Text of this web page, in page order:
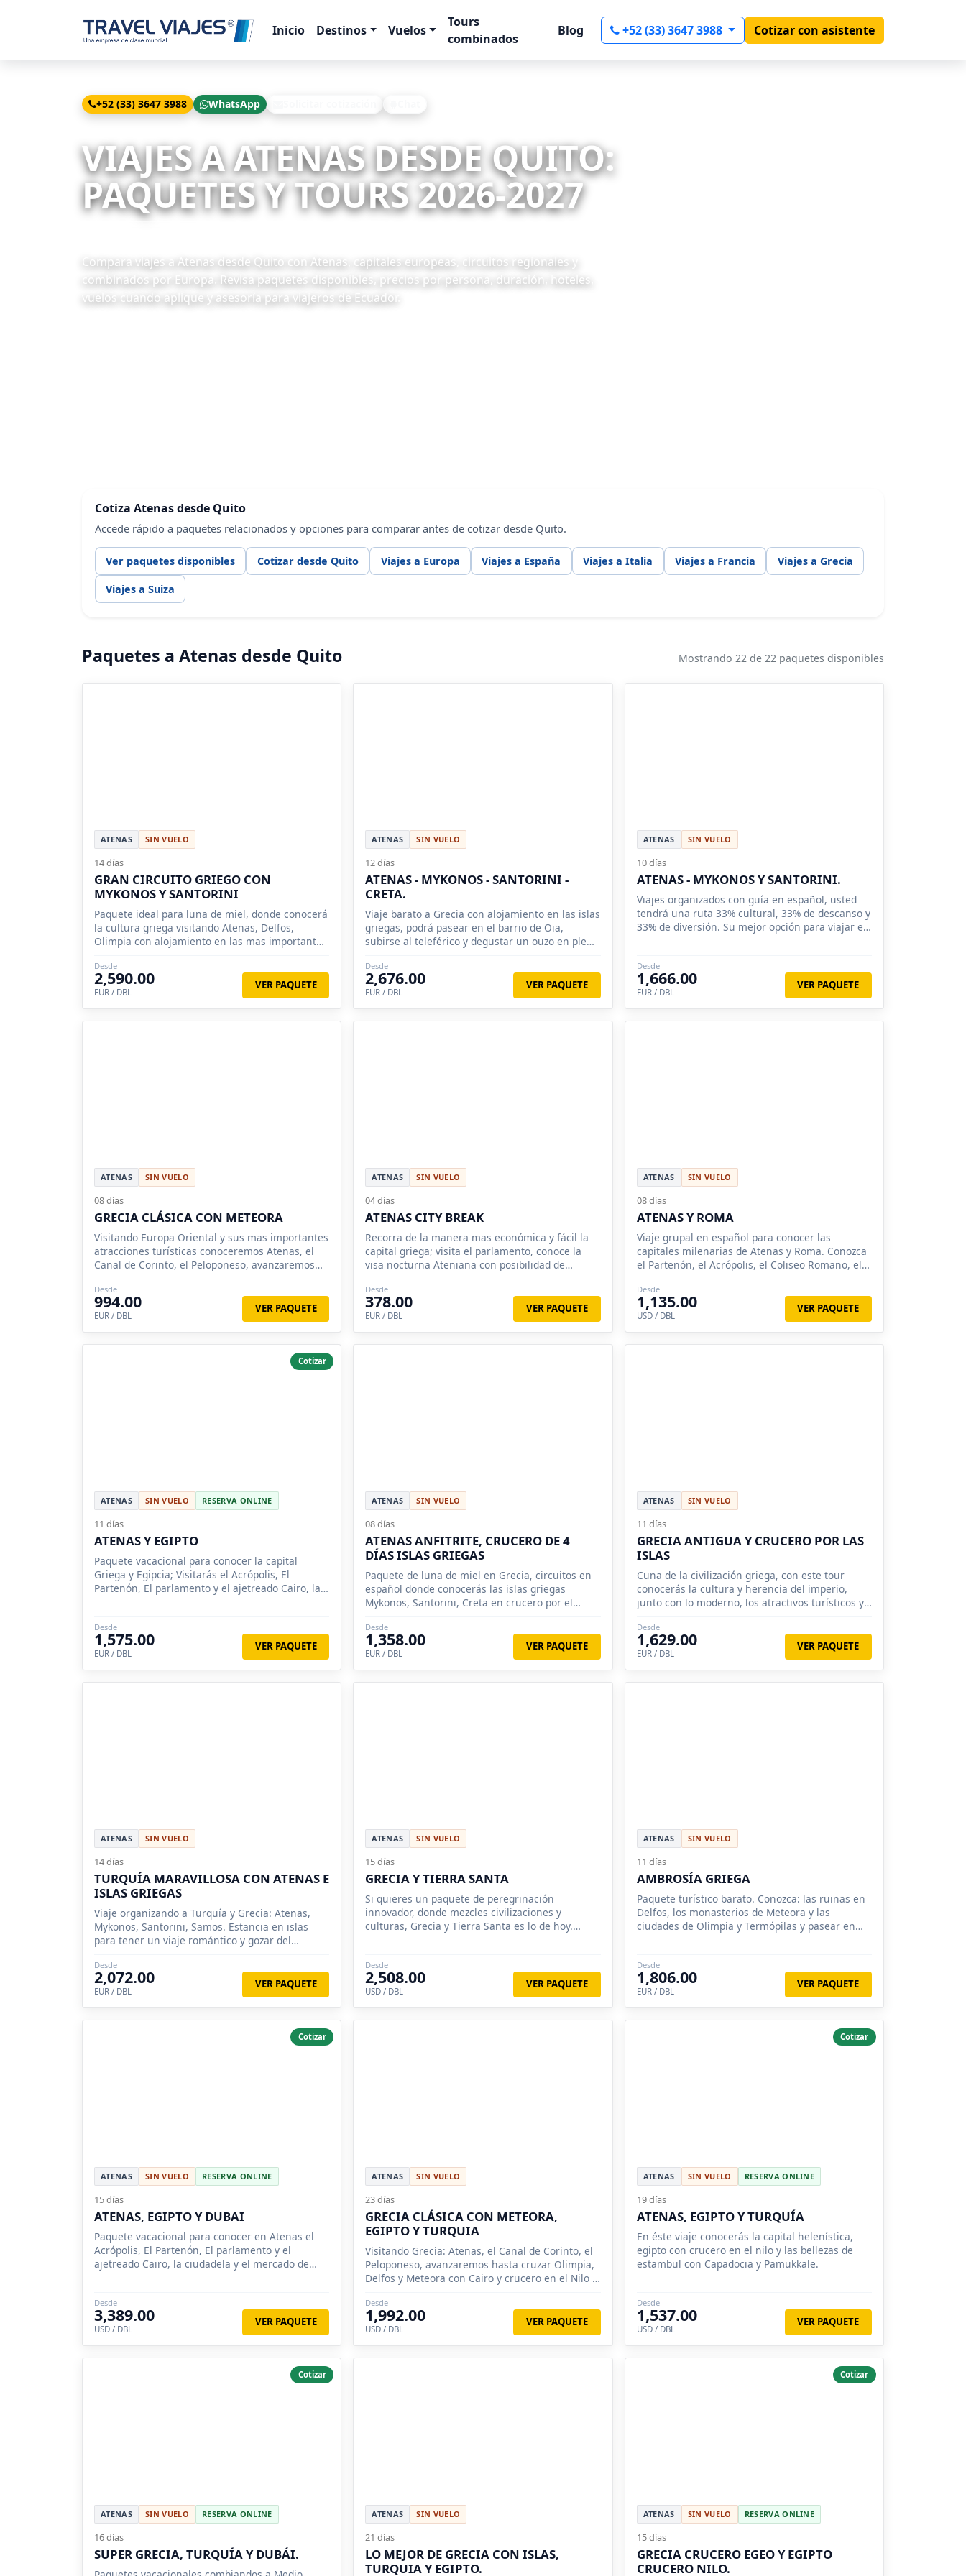
Inicio Destinos Vuelos
Tours
combinados
Blog +52 (33) 3647 3988 Cotizar con asistente
+52 (33) 3647 3988 WhatsApp
VIAJES A ATENAS DESDE QUITO:
PAQUETES Y TOURS 2026-2027
Compara viajes a Atenas desde Quito con Atenas, capitales europeas, circuitos regionales y
combinados por Europa. Revisa paquetes disponibles, precios por persona, duración, hoteles,
vuelos cuando aplique y asesoría para viajeros de Ecuador.
Cotiza Atenas desde Quito
Accede rápido a paquetes relacionados y opciones para comparar antes de cotizar desde Quito.
Ver paquetes disponibles Cotizar desde Quito Viajes a Europa Viajes a España Viajes a Italia Viajes a Francia Viajes a Grecia
Viajes a Suiza
Paquetes a Atenas desde Quito Mostrando 22 de 22 paquetes disponibles
ATENAS SIN VUELO
14 días
GRAN CIRCUITO GRIEGO CON
MYKONOS Y SANTORINI
Paquete ideal para luna de miel, donde conocerá
la cultura griega visitando Atenas, Delfos,
Olimpia con alojamiento en las mas importantes
Desde
2,590.00
EUR / DBL
VER PAQUETE
ATENAS SIN VUELO
12 días
ATENAS - MYKONOS - SANTORINI -
CRETA.
Viaje barato a Grecia con alojamiento en las islas
griegas, podrá pasear en el barrio de Oia,
subirse al teleférico y degustar un ouzo en pleno
Desde
2,676.00
EUR / DBL
VER PAQUETE
ATENAS SIN VUELO
10 días
ATENAS - MYKONOS Y SANTORINI.
Viajes organizados con guía en español, usted
tendrá una ruta 33% cultural, 33% de descanso y
33% de diversión. Su mejor opción para viajar en
Desde
1,666.00
EUR / DBL
VER PAQUETE
ATENAS SIN VUELO
08 días
GRECIA CLÁSICA CON METEORA
Visitando Europa Oriental y sus mas importantes
atracciones turísticas conoceremos Atenas, el
Canal de Corinto, el Peloponeso, avanzaremos
Desde
994.00
EUR / DBL
VER PAQUETE
ATENAS SIN VUELO
04 días
ATENAS CITY BREAK
Recorra de la manera mas económica y fácil la
capital griega; visita el parlamento, conoce la
visa nocturna Ateniana con posibilidad de
Desde
378.00
EUR / DBL
VER PAQUETE
ATENAS SIN VUELO
08 días
ATENAS Y ROMA
Viaje grupal en español para conocer las
capitales milenarias de Atenas y Roma. Conozca
el Partenón, el Acrópolis, el Coliseo Romano, el
Desde
1,135.00
USD / DBL
VER PAQUETE
Cotizar
ATENAS SIN VUELO RESERVA ONLINE
11 días
ATENAS Y EGIPTO
Paquete vacacional para conocer la capital
Griega y Egipcia; Visitarás el Acrópolis, El
Partenón, El parlamento y el ajetreado Cairo, la
Desde
1,575.00
EUR / DBL
VER PAQUETE
ATENAS SIN VUELO
08 días
ATENAS ANFITRITE, CRUCERO DE 4
DÍAS ISLAS GRIEGAS
Paquete de luna de miel en Grecia, circuitos en
español donde conocerás las islas griegas
Mykonos, Santorini, Creta en crucero por el
Desde
1,358.00
EUR / DBL
VER PAQUETE
ATENAS SIN VUELO
11 días
GRECIA ANTIGUA Y CRUCERO POR LAS
ISLAS
Cuna de la civilización griega, con este tour
conocerás la cultura y herencia del imperio,
junto con lo moderno, los atractivos turísticos y
Desde
1,629.00
EUR / DBL
VER PAQUETE
ATENAS SIN VUELO
14 días
TURQUÍA MARAVILLOSA CON ATENAS E
ISLAS GRIEGAS
Viaje organizando a Turquía y Grecia: Atenas,
Mykonos, Santorini, Samos. Estancia en islas
para tener un viaje romántico y gozar del
Desde
2,072.00
EUR / DBL
VER PAQUETE
ATENAS SIN VUELO
15 días
GRECIA Y TIERRA SANTA
Si quieres un paquete de peregrinación
innovador, donde mezcles civilizaciones y
culturas, Grecia y Tierra Santa es lo de hoy.
Desde
2,508.00
USD / DBL
VER PAQUETE
ATENAS SIN VUELO
11 días
AMBROSÍA GRIEGA
Paquete turístico barato. Conozca: las ruinas en
Delfos, los monasterios de Meteora y las
ciudades de Olimpia y Termópilas y pasear en
Desde
1,806.00
EUR / DBL
VER PAQUETE
Cotizar
ATENAS SIN VUELO RESERVA ONLINE
15 días
ATENAS, EGIPTO Y DUBAI
Paquete vacacional para conocer en Atenas el
Acrópolis, El Partenón, El parlamento y el
ajetreado Cairo, la ciudadela y el mercado de
Desde
3,389.00
USD / DBL
VER PAQUETE
ATENAS SIN VUELO
23 días
GRECIA CLÁSICA CON METEORA,
EGIPTO Y TURQUIA
Visitando Grecia: Atenas, el Canal de Corinto, el
Peloponeso, avanzaremos hasta cruzar Olimpia,
Delfos y Meteora con Cairo y crucero en el Nilo y
Desde
1,992.00
USD / DBL
VER PAQUETE
Cotizar
ATENAS SIN VUELO RESERVA ONLINE
19 días
ATENAS, EGIPTO Y TURQUÍA
En éste viaje conocerás la capital helenística,
egipto con crucero en el nilo y las bellezas de
estambul con Capadocia y Pamukkale.
Desde
1,537.00
USD / DBL
VER PAQUETE
Cotizar
ATENAS SIN VUELO RESERVA ONLINE
16 días
SUPER GRECIA, TURQUÍA Y DUBÁI.
ATENAS SIN VUELO
21 días
LO MEJOR DE GRECIA CON ISLAS,
TURQUIA Y EGIPTO.
Cotizar
ATENAS SIN VUELO RESERVA ONLINE
15 días
GRECIA CRUCERO EGEO Y EGIPTO
CRUCERO NILO.